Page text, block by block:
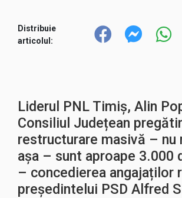
Distribuie
articolul:
Liderul PNL Timiș, Alin
Consiliul Județean
restructurare masivă – nu
așa – sunt aproape 3.000
– concedierea angajaților
președintelui PSD Alfred